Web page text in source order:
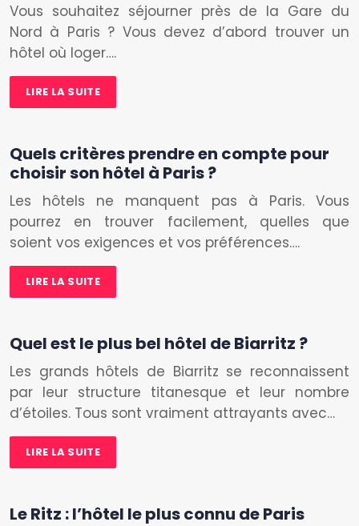
Vous souhaitez séjourner près de la Gare du
Nord à Paris ? Vous devez d’abord trouver un
hôtel où loger….
LIRE LA SUITE
Quels critères prendre en compte pour
choisir son hôtel à Paris ?
Les hôtels ne manquent pas à Paris. Vous
pourrez en trouver facilement, quelles que
soient vos exigences et vos préférences….
LIRE LA SUITE
Quel est le plus bel hôtel de Biarritz ?
Les grands hôtels de Biarritz se reconnaissent
par leur structure titanesque et leur nombre
d’étoiles. Tous sont vraiment attrayants avec…
LIRE LA SUITE
Le Ritz : l’hôtel le plus connu de Paris